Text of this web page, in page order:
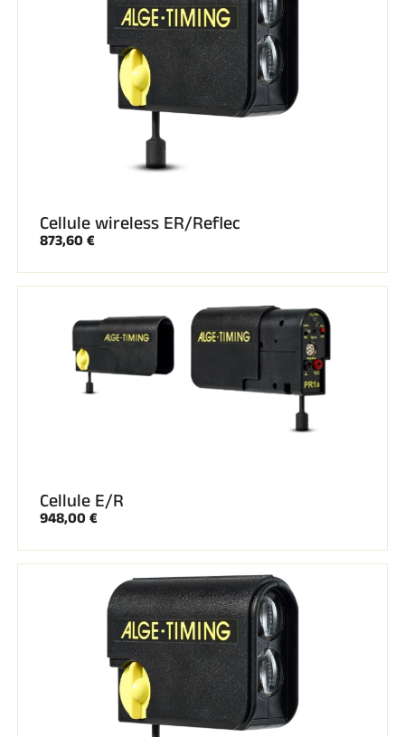
Cellule wireless ER/Reflec
873,60 €
Cellule E/R
948,00 €